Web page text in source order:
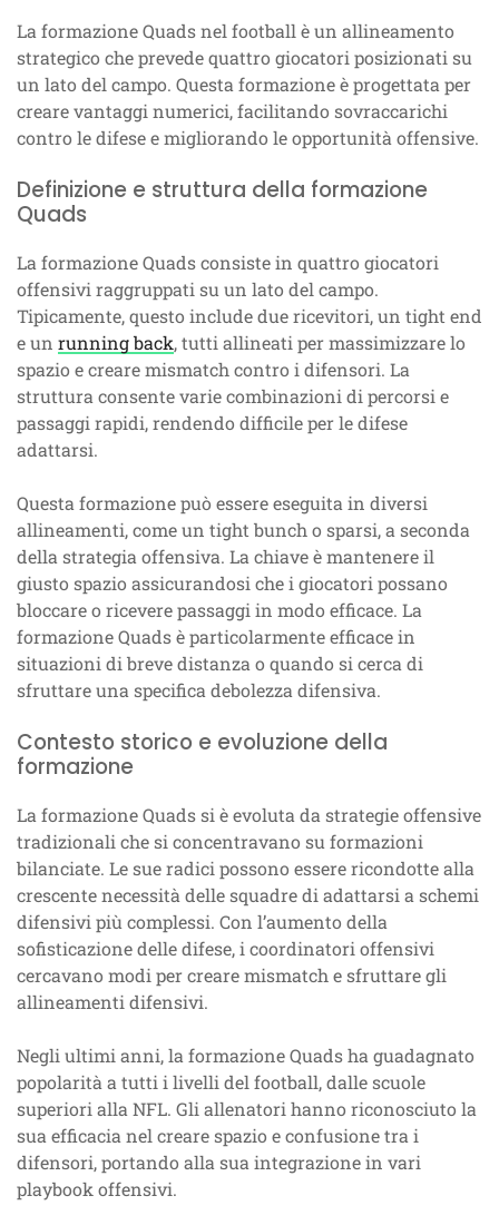
La formazione Quads nel football è un allineamento
strategico che prevede quattro giocatori posizionati su
un lato del campo. Questa formazione è progettata per
creare vantaggi numerici, facilitando sovraccarichi
contro le difese e migliorando le opportunità offensive.
Definizione e struttura della formazione
Quads
La formazione Quads consiste in quattro giocatori
offensivi raggruppati su un lato del campo.
Tipicamente, questo include due ricevitori, un tight end
e un running back, tutti allineati per massimizzare lo
spazio e creare mismatch contro i difensori. La
struttura consente varie combinazioni di percorsi e
passaggi rapidi, rendendo difficile per le difese
adattarsi.
Questa formazione può essere eseguita in diversi
allineamenti, come un tight bunch o sparsi, a seconda
della strategia offensiva. La chiave è mantenere il
giusto spazio assicurandosi che i giocatori possano
bloccare o ricevere passaggi in modo efficace. La
formazione Quads è particolarmente efficace in
situazioni di breve distanza o quando si cerca di
sfruttare una specifica debolezza difensiva.
Contesto storico e evoluzione della
formazione
La formazione Quads si è evoluta da strategie offensive
tradizionali che si concentravano su formazioni
bilanciate. Le sue radici possono essere ricondotte alla
crescente necessità delle squadre di adattarsi a schemi
difensivi più complessi. Con l’aumento della
sofisticazione delle difese, i coordinatori offensivi
cercavano modi per creare mismatch e sfruttare gli
allineamenti difensivi.
Negli ultimi anni, la formazione Quads ha guadagnato
popolarità a tutti i livelli del football, dalle scuole
superiori alla NFL. Gli allenatori hanno riconosciuto la
sua efficacia nel creare spazio e confusione tra i
difensori, portando alla sua integrazione in vari
playbook offensivi.